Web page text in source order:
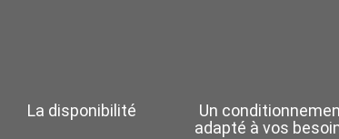
La disponibilité
Un
adapté à vos